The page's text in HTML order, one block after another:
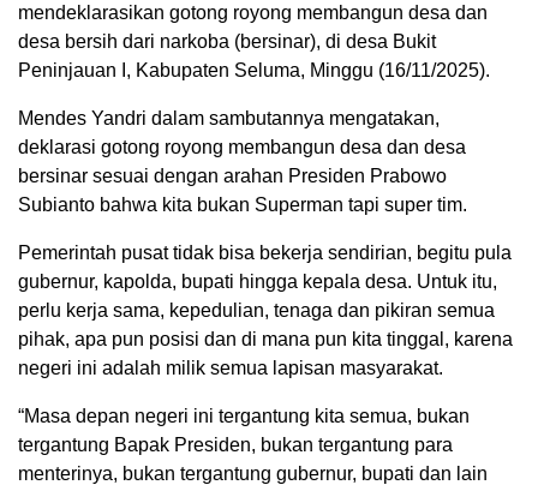
mendeklarasikan gotong royong membangun desa dan
desa bersih dari narkoba (bersinar), di desa Bukit
Peninjauan I, Kabupaten Seluma, Minggu (16/11/2025).
Mendes Yandri dalam sambutannya mengatakan,
deklarasi gotong royong membangun desa dan desa
bersinar sesuai dengan arahan Presiden Prabowo
Subianto bahwa kita bukan Superman tapi super tim.
Pemerintah pusat tidak bisa bekerja sendirian, begitu pula
gubernur, kapolda, bupati hingga kepala desa. Untuk itu,
perlu kerja sama, kepedulian, tenaga dan pikiran semua
pihak, apa pun posisi dan di mana pun kita tinggal, karena
negeri ini adalah milik semua lapisan masyarakat.
“Masa depan negeri ini tergantung kita semua, bukan
tergantung Bapak Presiden, bukan tergantung para
menterinya, bukan tergantung gubernur, bupati dan lain